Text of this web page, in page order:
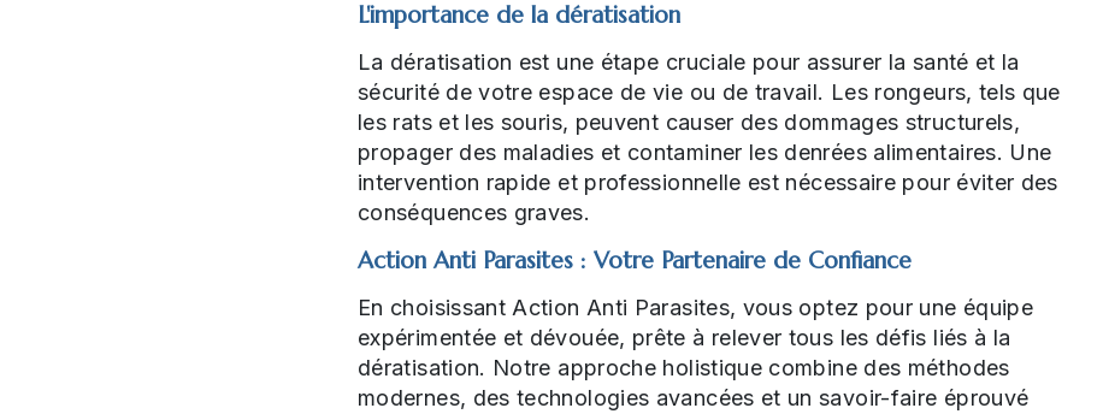
L'importance de la dératisation
La dératisation est une étape cruciale pour assurer la santé et la
sécurité de votre espace de vie ou de travail. Les rongeurs, tels que
les rats et les souris, peuvent causer des dommages structurels,
propager des maladies et contaminer les denrées alimentaires. Une
intervention rapide et professionnelle est nécessaire pour éviter des
conséquences graves.
Action Anti Parasites : Votre Partenaire de Confiance
En choisissant Action Anti Parasites, vous optez pour une équipe
expérimentée et dévouée, prête à relever tous les défis liés à la
dératisation. Notre approche holistique combine des méthodes
modernes, des technologies avancées et un savoir-faire éprouvé